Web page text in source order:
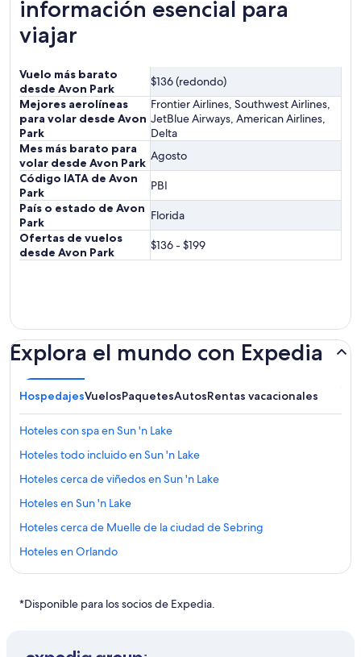
información esencial para
viajar
Vuelo más barato
desde Avon Park
$136 (redondo)
Mejores aerolíneas
para volar desde Avon
Park
Frontier Airlines, Southwest Airlines,
JetBlue Airways, American Airlines,
Delta
Mes más barato para
volar desde Avon Park Agosto
Código IATA de Avon
Park
PBI
País o estado de Avon
Park
Florida
Ofertas de vuelos
desde Avon Park
$136 - $199
Explora el mundo con Expedia
HospedajesVuelosPaquetesAutosRentas vacacionales
Hoteles con spa en Sun 'n Lake
Hoteles todo incluido en Sun 'n Lake
Hoteles cerca de viñedos en Sun 'n Lake
Hoteles en Sun 'n Lake
Hoteles cerca de Muelle de la ciudad de Sebring
Hoteles en Orlando
Hoteles todo incluido en Florida
Hoteles con parque acuático en Florida
Cabañas en Florida
*Disponible para los socios de Expedia.